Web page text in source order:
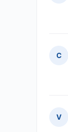
C
V